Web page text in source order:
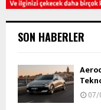
SON HABERLER
07/